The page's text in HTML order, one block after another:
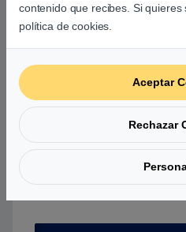
Agrega una reseña
contenido que recibes. Si
política de cookies.
Aceptar
Rechazar